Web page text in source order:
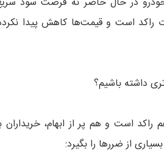
راکد است و قیمت‌ها کاهش پیدا
داشته باشیم؟
راکد است و هم پر از ابهام،
از ضررها را بگیرد: